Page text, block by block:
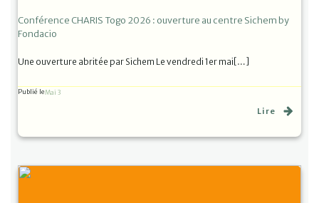
Conférence CHARIS Togo 2026 : ouverture au centre Sichem by
Fondacio
Une ouverture abritée par Sichem Le vendredi 1er mai[…]
Publié leMai 3
Lire